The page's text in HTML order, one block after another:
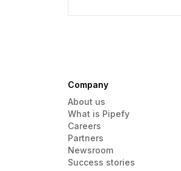
Company
About us
What is Pipefy
Careers
Partners
Newsroom
Success stories